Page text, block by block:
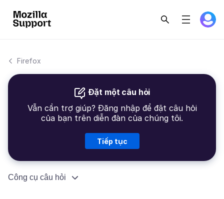
Firefox
Đặt một câu hỏi
Vẫn cần trợ giúp? Đăng nhập để đặt câu hỏi
của bạn trên diễn đàn của chúng tôi.
Tiếp tục
Công cụ câu hỏi